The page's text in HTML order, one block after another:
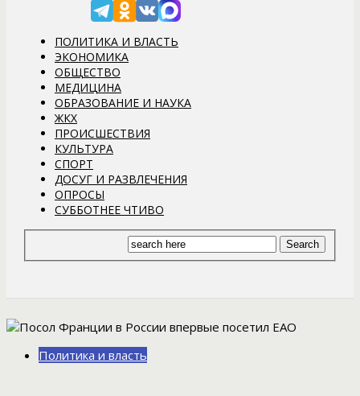
ПОЛИТИКА И ВЛАСТЬ
ЭКОНОМИКА
ОБЩЕСТВО
МЕДИЦИНА
ОБРАЗОВАНИЕ И НАУКА
ЖКХ
ПРОИСШЕСТВИЯ
КУЛЬТУРА
СПОРТ
ДОСУГ И РАЗВЛЕЧЕНИЯ
ОПРОСЫ
СУББОТНЕЕ ЧТИВО
Политика и власть